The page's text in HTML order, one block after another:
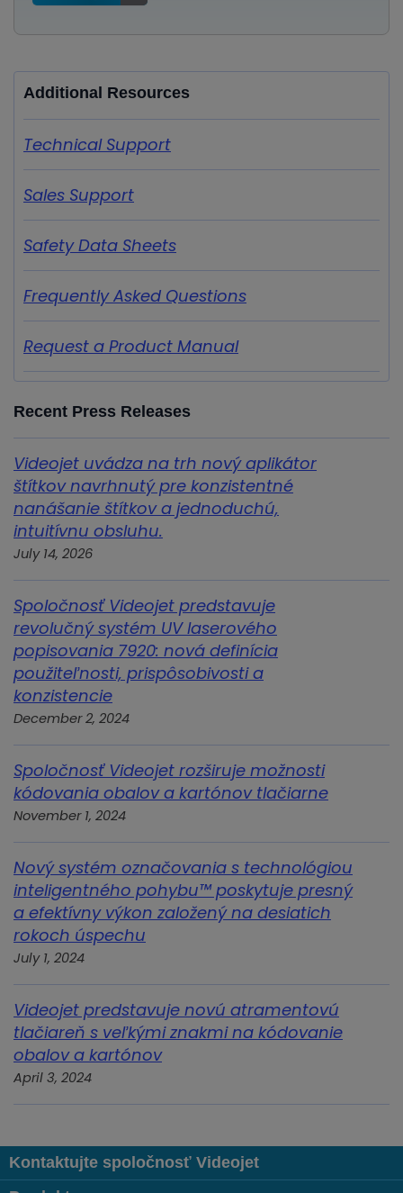
Additional Resources
Technical Support
Sales Support
Safety Data Sheets
Frequently Asked Questions
Request a Product Manual
Recent Press Releases
Videojet uvádza na trh nový aplikátor
štítkov navrhnutý pre konzistentné
nanášanie štítkov a jednoduchú,
intuitívnu obsluhu.
July 14, 2026
Spoločnosť Videojet predstavuje
revolučný systém UV laserového
popisovania 7920: nová definícia
použiteľnosti, prispôsobivosti a
konzistencie
December 2, 2024
Spoločnosť Videojet rozširuje možnosti
kódovania obalov a kartónov tlačiarne
November 1, 2024
Nový systém označovania s technológiou
inteligentného pohybu™ poskytuje presný
a efektívny výkon založený na desiatich
rokoch úspechu
July 1, 2024
Videojet predstavuje novú atramentovú
tlačiareň s veľkými znakmi na kódovanie
obalov a kartónov
April 3, 2024
Kontaktujte spoločnosť Videojet